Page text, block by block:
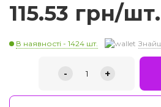
115.53 грн/шт.
В наявності - 1424 шт.
- 1 +